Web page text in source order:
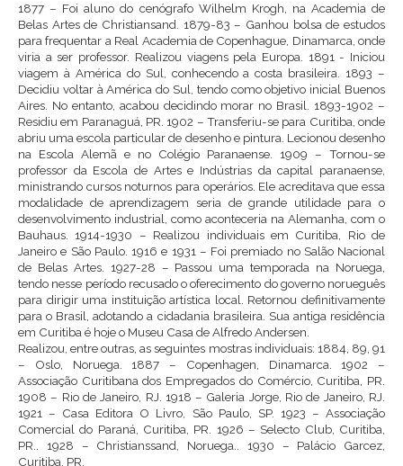
1877 – Foi aluno do cenógrafo Wilhelm Krogh, na Academia de
Belas Artes de Christiansand. 1879-83 – Ganhou bolsa de estudos
para frequentar a Real Academia de Copenhague, Dinamarca, onde
viria a ser professor. Realizou viagens pela Europa. 1891 - Iniciou
viagem à América do Sul, conhecendo a costa brasileira. 1893 –
Decidiu voltar à América do Sul, tendo como objetivo inicial Buenos
Aires. No entanto, acabou decidindo morar no Brasil. 1893-1902 –
Residiu em Paranaguá, PR. 1902 – Transferiu-se para Curitiba, onde
abriu uma escola particular de desenho e pintura. Lecionou desenho
na Escola Alemã e no Colégio Paranaense. 1909 – Tornou-se
professor da Escola de Artes e Indústrias da capital paranaense,
ministrando cursos noturnos para operários. Ele acreditava que essa
modalidade de aprendizagem seria de grande utilidade para o
desenvolvimento industrial, como aconteceria na Alemanha, com o
Bauhaus. 1914-1930 – Realizou individuais em Curitiba, Rio de
Janeiro e São Paulo. 1916 e 1931 – Foi premiado no Salão Nacional
de Belas Artes. 1927-28 – Passou uma temporada na Noruega,
tendo nesse período recusado o oferecimento do governo norueguês
para dirigir uma instituição artística local. Retornou definitivamente
para o Brasil, adotando a cidadania brasileira. Sua antiga residência
em Curitiba é hoje o Museu Casa de Alfredo Andersen.
Realizou, entre outras, as seguintes mostras individuais: 1884, 89, 91
– Oslo, Noruega. 1887 – Copenhagen, Dinamarca. 1902 –
Associação Curitibana dos Empregados do Comércio, Curitiba, PR.
1908 – Rio de Janeiro, RJ. 1918 – Galeria Jorge, Rio de Janeiro, RJ.
1921 – Casa Editora O Livro, São Paulo, SP. 1923 – Associação
Comercial do Paraná, Curitiba, PR. 1926 – Selecto Club, Curitiba,
PR.. 1928 – Christianssand, Noruega.. 1930 – Palácio Garcez,
Curitiba, PR.